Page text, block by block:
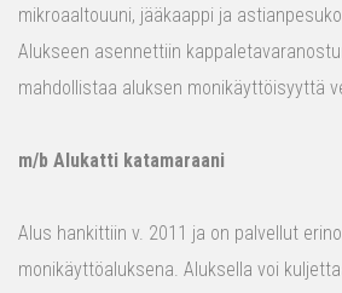
mikroaaltouuni, jääkaappi ja
Alukseen asennettiin
mahdollistaa aluksen monikäyttöisyyttä
m/b Alukatti katamaraani
Alus hankittiin v. 2011 ja on palvellut
monikäyttöaluksena. Aluksella voi